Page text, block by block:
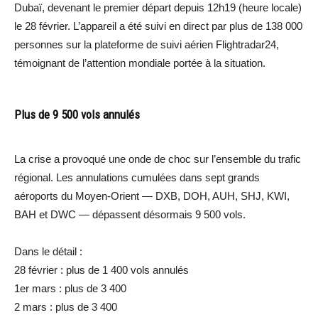
Dubaï, devenant le premier départ depuis 12h19 (heure locale)
le 28 février. L’appareil a été suivi en direct par plus de 138 000
personnes sur la plateforme de suivi aérien Flightradar24,
témoignant de l’attention mondiale portée à la situation.
Plus de 9 500 vols annulés
La crise a provoqué une onde de choc sur l’ensemble du trafic
régional. Les annulations cumulées dans sept grands
aéroports du Moyen-Orient — DXB, DOH, AUH, SHJ, KWI,
BAH et DWC — dépassent désormais 9 500 vols.
Dans le détail :
28 février : plus de 1 400 vols annulés
1er mars : plus de 3 400
2 mars : plus de 3 400